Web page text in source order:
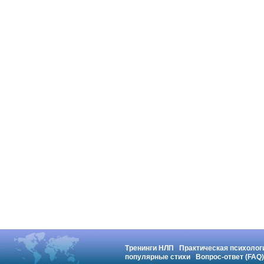
Тренинги НЛП
Практическая
популярные стихи
Вопрос-ответ (FAQ)